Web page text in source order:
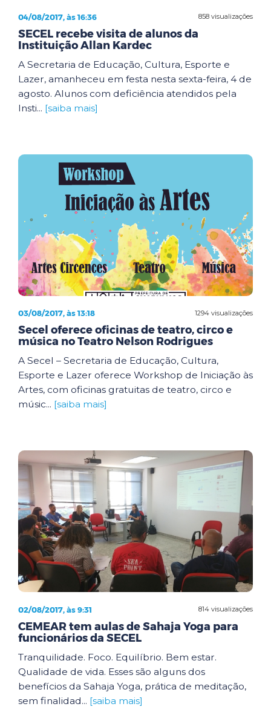
858 visualizações
04/08/2017, às 16:36
SECEL recebe visita de alunos da
Instituição Allan Kardec
A Secretaria de Educação, Cultura, Esporte e
Lazer, amanheceu em festa nesta sexta-feira, 4 de
agosto. Alunos com deficiência atendidos pela
Insti... [saiba mais]
1294 visualizações
03/08/2017, às 13:18
Secel oferece oficinas de teatro, circo e
música no Teatro Nelson Rodrigues
A Secel – Secretaria de Educação, Cultura,
Esporte e Lazer oferece Workshop de Iniciação às
Artes, com oficinas gratuitas de teatro, circo e
músic... [saiba mais]
814 visualizações
02/08/2017, às 9:31
CEMEAR tem aulas de Sahaja Yoga para
funcionários da SECEL
Tranquilidade. Foco. Equilíbrio. Bem estar.
Qualidade de vida. Esses são alguns dos
benefícios da Sahaja Yoga, prática de meditação,
sem finalidad... [saiba mais]